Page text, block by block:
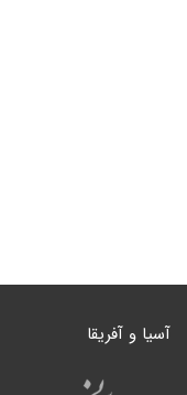
آسیا و آفریقا